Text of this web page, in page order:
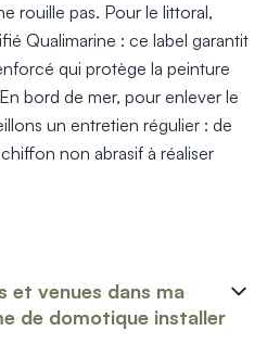
> Collection Archy
> Collection Cosy
> Collection Trady
> Collection Fresk
> Collection Bois
> Collection Ceklo
> Coloris aluminium
> Décors Fresk
rouille pas. Pour le littoral,
Qualimarine : ce label garantit
qui protège la peinture
bord de mer, pour enlever le
un entretien régulier : de
non abrasif à réaliser
et venues dans ma
de domotique installer